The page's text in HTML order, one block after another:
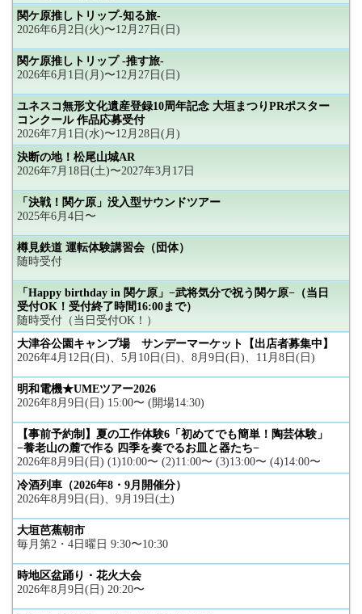
関ケ原推しトリップ-知る旅-
2026年6月2日(火)〜12月27日(日)
関ケ原推しトリップ -推す旅-
2026年6月1日(月)〜12月27日(日)
ユネスコ無形文化遺産登録10周年記念 大垣まつりPRポスター
コンクール 作品応募受付
2026年7月1日(水)〜12月28日(月)
決断の地！松尾山城AR
2026年7月18日(土)〜2027年3月17日
「決戦！関ケ原」没入型サウンドツアー
2025年6月4日〜
樽見鉄道 運転体験講習会（団体）
随時受付
「Happy birthday in 関ケ原」−武将気分で祝う関ケ原−（当日
受付OK！受付終了時間16:00まで）
随時受付（当日受付OK！）
大津谷公園キャンプ場 サンデーマーケット【出店者募集中】
2026年4月12日(日)、5月10日(日)、8月9日(日)、11月8日(日)
明和電機★UMEツアー2026
2026年8月9日(日) 15:00〜 (開場14:30)
【事前予約制】夏の工作体験6「初めてでも簡単！陶芸体験」
−養老山の麓で作る 四季を奏でるお皿と器たち−
2026年8月9日(日) (1)10:00〜 (2)11:00〜 (3)13:00〜 (4)14:00〜
冷酒列車（2026年8・9月開催分）
2026年8月9日(日)、9月19日(土)
大垣芭蕉朝市
毎月第2・4日曜日 9:30〜10:30
時地区盆踊り・花火大会
2026年8月9日(日) 20:20〜